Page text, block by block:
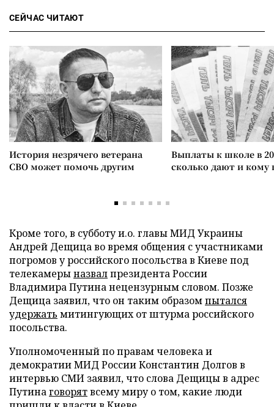
СЕЙЧАС ЧИТАЮТ
История незрячего ветерана
СВО может помочь другим
Выплаты к школе в
сколько дают и
Кроме того, в субботу и.о. главы МИД Украины
Андрей Дещица во время общения с участниками
погромов у российского посольства в Киеве под
телекамерыназвалпрезидента России
Владимира Путина нецензурным словом. Позже
Дещица заявил, что он таким образомпытался
удержать митингующих от штурма российского
посольства.
Уполномоченный по правам человека и
демократии МИД России Константин Долгов в
интервью СМИ заявил, что слова Дещицы в адрес
Путинаговорятвсему миру о том, какие люди